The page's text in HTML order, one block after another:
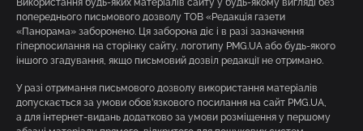
Використання будь-яких матеріалів сайту у будь-якому вигляді без
попереднього письмового дозволу ТОВ «Редакція газети
«Панорама» заборонено. Ця заборона діє і в разі зазначення
гіперпосилання на сторінку сайту, логотипу PMG.UA або будь-якого
іншого згадування, якщо письмовий дозвіл редакції не отримано.
У разі отримання письмового дозволу використання матеріалів
допускається за умови обов’язкового посилання на сайт PMG.UA,
а для інтернет-видань додатково за умови розміщення у першому